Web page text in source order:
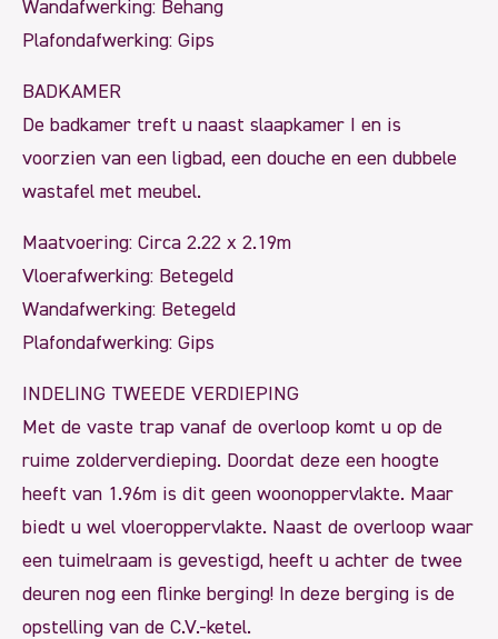
Wandafwerking: Behang
Plafondafwerking: Gips
BADKAMER
De badkamer treft u naast slaapkamer I en is
voorzien van een ligbad, een douche en een dubbele
wastafel met meubel.
Maatvoering: Circa 2.22 x 2.19m
Vloerafwerking: Betegeld
Wandafwerking: Betegeld
Plafondafwerking: Gips
INDELING TWEEDE VERDIEPING
Met de vaste trap vanaf de overloop komt u op de
ruime zolderverdieping. Doordat deze een hoogte
heeft van 1.96m is dit geen woonoppervlakte. Maar
biedt u wel vloeroppervlakte. Naast de overloop waar
een tuimelraam is gevestigd, heeft u achter de twee
deuren nog een flinke berging! In deze berging is de
opstelling van de C.V.-ketel.